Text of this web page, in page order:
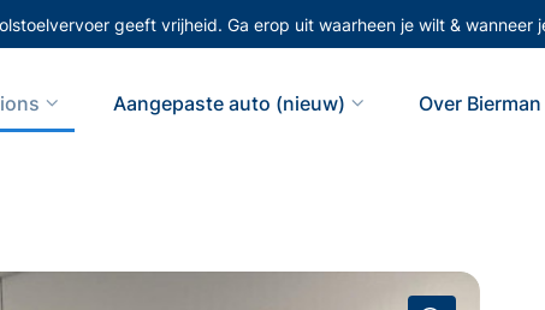
geeft vrijheid. Ga erop uit waarheen je wilt & wanneer
Aangepaste auto (nieuw) Over Bierman